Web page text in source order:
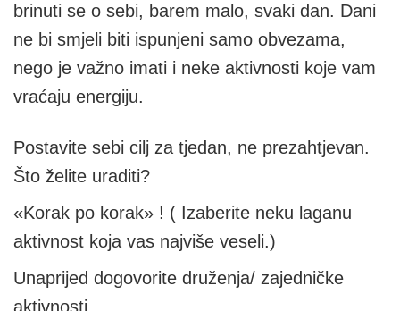
brinuti se o sebi, barem malo, svaki dan. Dani
ne bi smjeli biti ispunjeni samo obvezama,
nego je važno imati i neke aktivnosti koje vam
vraćaju energiju.
Postavite sebi cilj za tjedan, ne prezahtjevan.
Što želite uraditi?
«Korak po korak» ! ( Izaberite neku laganu
aktivnost koja vas najviše veseli.)
Unaprijed dogovorite druženja/ zajedničke
aktivnosti.